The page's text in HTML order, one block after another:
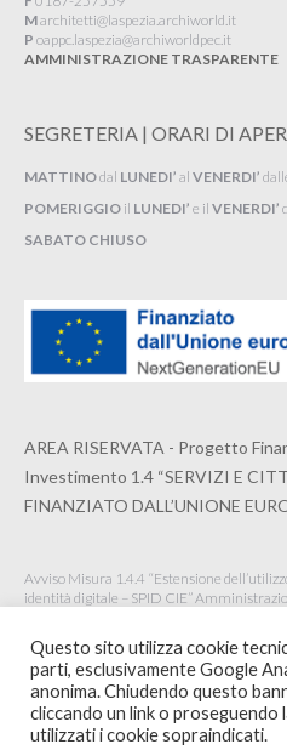
Marchitetti@laspezia.archiworld.it
P oappc.laspezia@archiworldpec.it​
AMMINISTRAZIONE TRASPARENTE
SEGRETERIA | ORARI DI
MATTINOdal LUNEDI’ al VENERDI’
POMERIGGIO il LUNEDI’ e il VENERDI’
SABATO CHIUSO
AREA RISERVATA - Progetto
Investimento 1.4 “SERVIZI E
FINANZIATO DALL’UNIONE
Avviso Misura 1.4.4 “Estensione
identità digitale – SPID CIE”
© 2020 ORDINE ARCHITETTI
Questo sito utilizza cookie
parti, esclusivamente Google
anonima. Chiudendo questo
cliccando un link o proseguendo
utilizzati i cookie sopraindicati.